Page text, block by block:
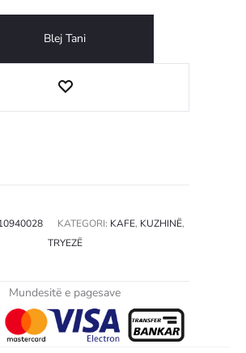
Blej Tani
KATEGORI: KAFE, KUZHINË,
TRYEZË
Mundesitë e pagesave